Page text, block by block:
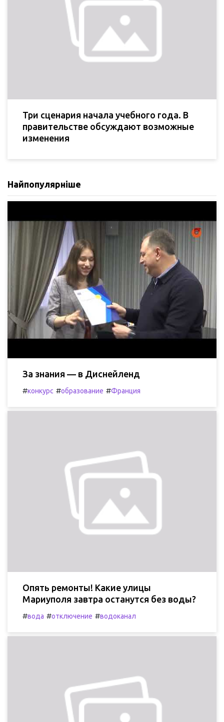
Три сценария начала учебного года. В
правительстве обсуждают возможные
изменения
Найпопулярніше
За знания — в Диснейленд
#конкурс #образование #Франция
Опять ремонты! Какие улицы
Мариуполя завтра останутся без воды?
#вода #отключение #водоканал